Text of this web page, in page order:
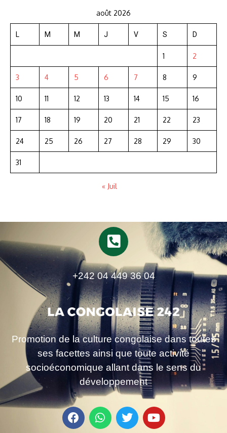
août 2026
L M M J V S D
1 2
3 4 5 6 7 8 9
10 11 12 13 14 15 16
17 18 19 20 21 22 23
24 25 26 27 28 29 30
31
« Juil
+242 04 449 36 04
Promotion de la culture congolaise dans toutes
ses facettes ainsi que toute activité
socioéconomique allant dans le sens du
développement